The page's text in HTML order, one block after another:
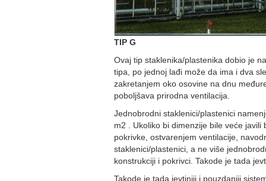
TIP G
Ovaj tip staklenika/plastenika dobio je
tipa, po jednoj lađi može da ima i dva
zakretanjem oko osovine na dnu
poboljšava prirodna ventilacija.
Jednobrodni staklenici/plastenici
m2 . Ukoliko bi dimenzije bile veće
pokrivke, ostvarenjem ventilacije,
staklenici/plastenici, a ne više
konstrukciji i pokrivci. Takode je tada
Takode je tada jevtiniji i pouzdaniji